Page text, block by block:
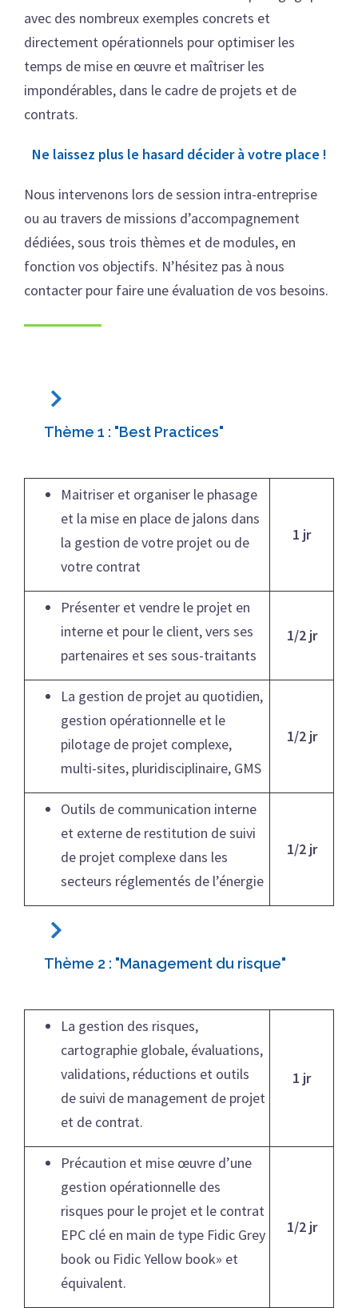
avec des nombreux exemples concrets et
directement opérationnels pour optimiser les
temps de mise en œuvre et maîtriser les
impondérables, dans le cadre de projets et de
contrats.
Ne laissez plus le hasard décider à votre place !
Nous intervenons lors de session intra-entreprise
ou au travers de missions d’accompagnement
dédiées, sous trois thèmes et de modules, en
fonction vos objectifs. N’hésitez pas à nous
contacter pour faire une évaluation de vos besoins.
Thème 1 : "Best Practices"
Maitriser et organiser le phasage
et la mise en place de jalons dans
la gestion de votre projet ou de
votre contrat
1 jr
Présenter et vendre le projet en
interne et pour le client, vers ses
partenaires et ses sous-traitants
1/2 jr
La gestion de projet au quotidien,
gestion opérationnelle et le
pilotage de projet complexe,
multi-sites, pluridisciplinaire, GMS
1/2 jr
Outils de communication interne
et externe de restitution de suivi
de projet complexe dans les
secteurs réglementés de l’énergie
1/2 jr
Thème 2 : "Management du risque"
La gestion des risques,
cartographie globale, évaluations,
validations, réductions et outils
de suivi de management de projet
et de contrat.
1 jr
Précaution et mise œuvre d’une
gestion opérationnelle des
risques pour le projet et le contrat
EPC clé en main de type Fidic Grey
book ou Fidic Yellow book» et
équivalent.
1/2 jr